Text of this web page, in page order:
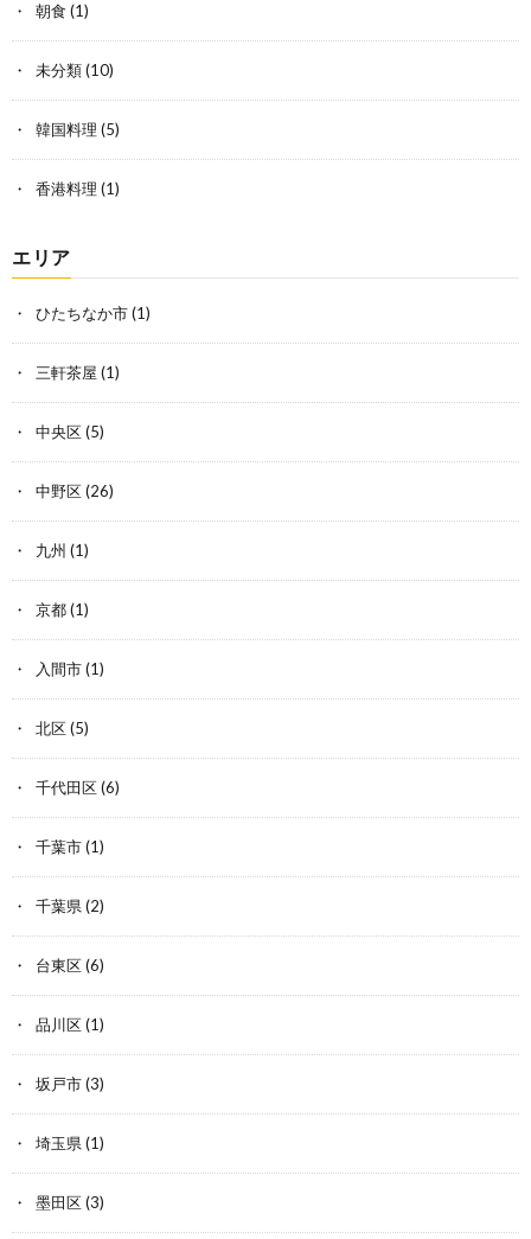
朝食 (1)
未分類(10)
韓国料理 (5)
香港料理 (1)
エリア
ひたちなか市(1)
三軒茶屋 (1)
中央区(5)
中野区(26)
九州 (1)
京都(1)
入間市(1)
北区(5)
千代田区(6)
千葉市(1)
千葉県(2)
台東区(6)
品川区(1)
坂戸市(3)
埼玉県(1)
墨田区(3)